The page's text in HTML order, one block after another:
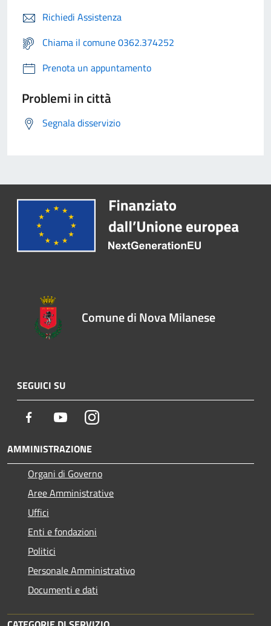
Richiedi Assistenza
Chiama il comune 0362.374252
Prenota un appuntamento
Problemi in città
Segnala disservizio
Comune di Nova Milanese
SEGUICI SU
Facebook YoutubeInstagram
AMMINISTRAZIONE
Organi di Governo
Aree Amministrative
Uffici
Enti e fondazioni
Politici
Personale Amministrativo
Documenti e dati